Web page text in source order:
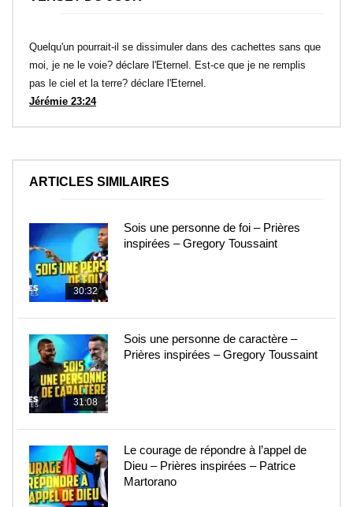
Quelqu'un pourrait-il se dissimuler dans des cachettes sans que
moi, je ne le voie? déclare l'Eternel. Est-ce que je ne remplis
pas le ciel et la terre? déclare l'Eternel.
Jérémie 23:24
ARTICLES SIMILAIRES
30:32
Sois une personne de foi – Prières
inspirées – Gregory Toussaint
31:08
Sois une personne de caractère –
Prières inspirées – Gregory Toussaint
Le courage de répondre à l’appel de
Dieu – Prières inspirées – Patrice
Martorano